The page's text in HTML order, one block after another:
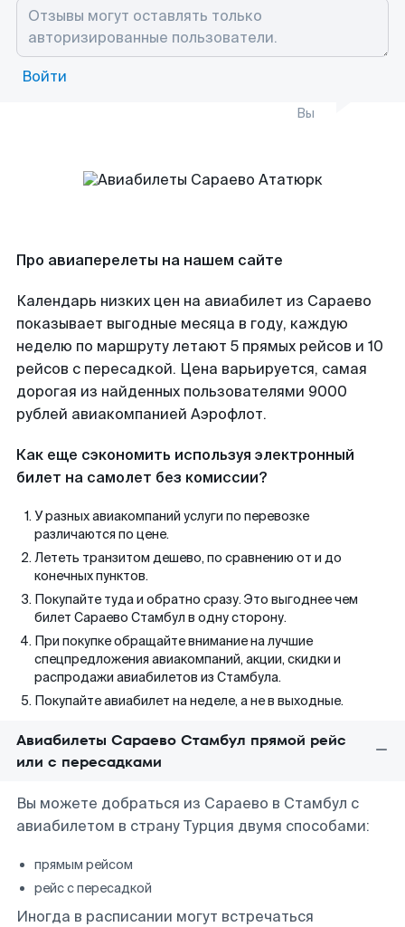
Войти
Вы
Про авиаперелеты на нашем сайте
Календарь низких цен на авиабилет из Сараево
показывает выгодные месяца в году, каждую
неделю по маршруту летают 5 прямых рейсов и 10
рейсов с пересадкой. Цена варьируется, самая
дорогая из найденных пользователями 9000
рублей авиакомпанией Аэрофлот.
Как еще сэкономить используя электронный
билет на самолет без комиссии?
У разных авиакомпаний услуги по перевозке
различаются по цене.
Лететь транзитом дешево, по сравнению от и до
конечных пунктов.
Покупайте туда и обратно сразу. Это выгоднее чем
билет Сараево Стамбул в одну сторону.
При покупке обращайте внимание на лучшие
спецпредложения авиакомпаний, акции, скидки и
распродажи авиабилетов из Стамбула.
Покупайте авиабилет на неделе, а не в выходные.
Авиабилеты Сараево Стамбул прямой рейс
или с пересадками
Вы можете добраться из Сараево в Стамбул с
авиабилетом в страну Турция двумя способами:
прямым рейсом
рейс с пересадкой
Иногда в расписании могут встречаться